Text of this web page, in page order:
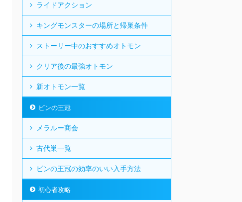
ライドアクション
キングモンスターの場所と帰巣条件
ストーリー中のおすすめオトモン
クリア後の最強オトモン
新オトモン一覧
ビンの王冠
メラルー商会
古代巣一覧
ビンの王冠の効率のいい入手方法
初心者攻略